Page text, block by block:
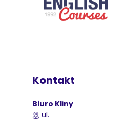
Kontakt
Biuro Kliny
ul.